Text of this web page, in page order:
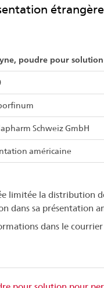
poudre pour
Schweiz GmbH
américaine
limitée la distribution
dans sa présentation
dans le